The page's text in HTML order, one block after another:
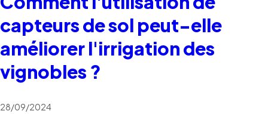
capteurs de sol peut-elle
améliorer l'irrigation des
vignobles ?
28/09/2024